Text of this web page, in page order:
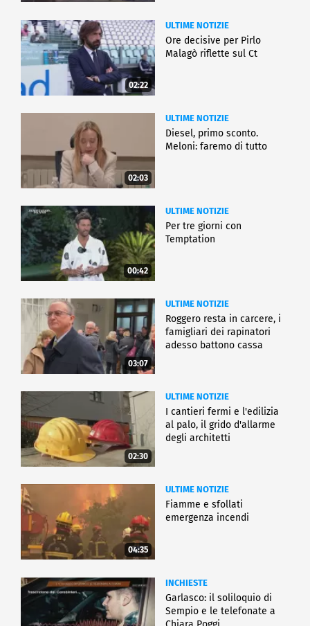
02:22
ULTIME NOTIZIE
Ore decisive per Pirlo
Malagò riflette sul Ct
02:03
ULTIME NOTIZIE
Diesel, primo sconto.
Meloni: faremo di tutto
00:42
ULTIME NOTIZIE
Per tre giorni con
Temptation
03:07
ULTIME NOTIZIE
Roggero resta in carcere, i
famigliari dei rapinatori
adesso battono cassa
02:30
ULTIME NOTIZIE
I cantieri fermi e l'edilizia
al palo, il grido d'allarme
degli architetti
04:35
ULTIME NOTIZIE
Fiamme e sfollati
emergenza incendi
INCHIESTE
Garlasco: il soliloquio di
Sempio e le telefonate a